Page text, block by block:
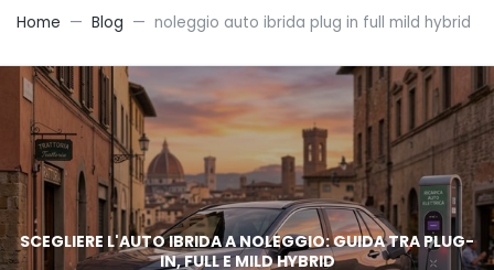
Home Blog noleggio auto ibrida plug in full mild hybrid
SCEGLIERE L'AUTO IBRIDA A NOLEGGIO: GUIDA TRA PLUG-
IN, FULL E MILD HYBRID